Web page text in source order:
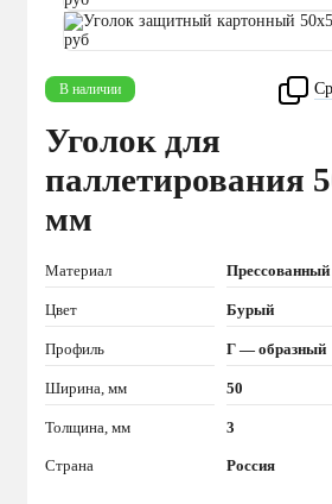
В наличии
Уголок для
паллетирования
мм
Материал Прессованный
Цвет Бурый
Профиль Г — образный
Ширина, мм 50
Толщина, мм 3
Страна Россия